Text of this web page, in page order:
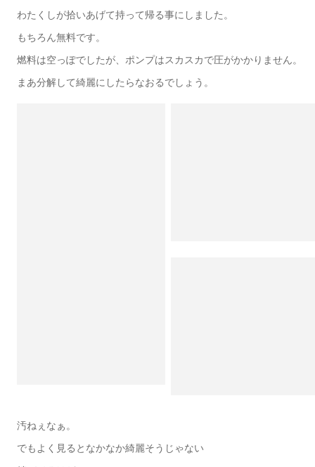
わたくしが拾いあげて持って帰る事にしました。
もちろん無料です。
燃料は空っぽでしたが、ポンプはスカスカで圧がかかりません。
まあ分解して綺麗にしたらなおるでしょう。
汚ねぇなぁ。
でもよく見るとなかなか綺麗そうじゃない